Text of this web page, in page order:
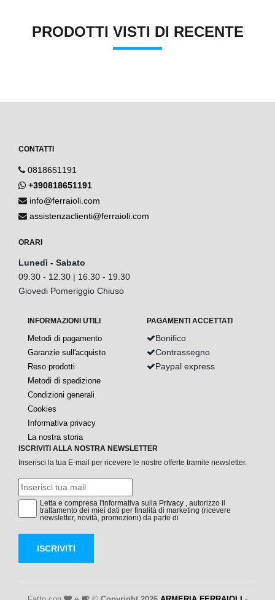
PRODOTTI VISTI DI RECENTE
CONTATTI
0818651191
+390818651191
info@ferraioli.com
assistenzaclienti@ferraioli.com
ORARI
Lunedì - Sabato
09.30 - 12.30 | 16.30 - 19.30
Giovedi Pomeriggio Chiuso
INFORMAZIONI UTILI
Metodi di pagamento
Garanzie sull'acquisto
Reso prodotti
Metodi di spedizione
Condizioni generali
Cookies
Informativa privacy
La nostra storia
PAGAMENTI ACCETTATI
Bonifico
Contrassegno
Paypal express
ISCRIVITI ALLA NOSTRA NEWSLETTER
Inserisci la tua E-mail per ricevere le nostre offerte tramite newsletter.
Letta e compresa l'informativa sulla Privacy , autorizzo il
trattamento dei miei dati per finalità di marketing (ricevere
newsletter, novità, promozioni) da parte di
ISCRIVITI